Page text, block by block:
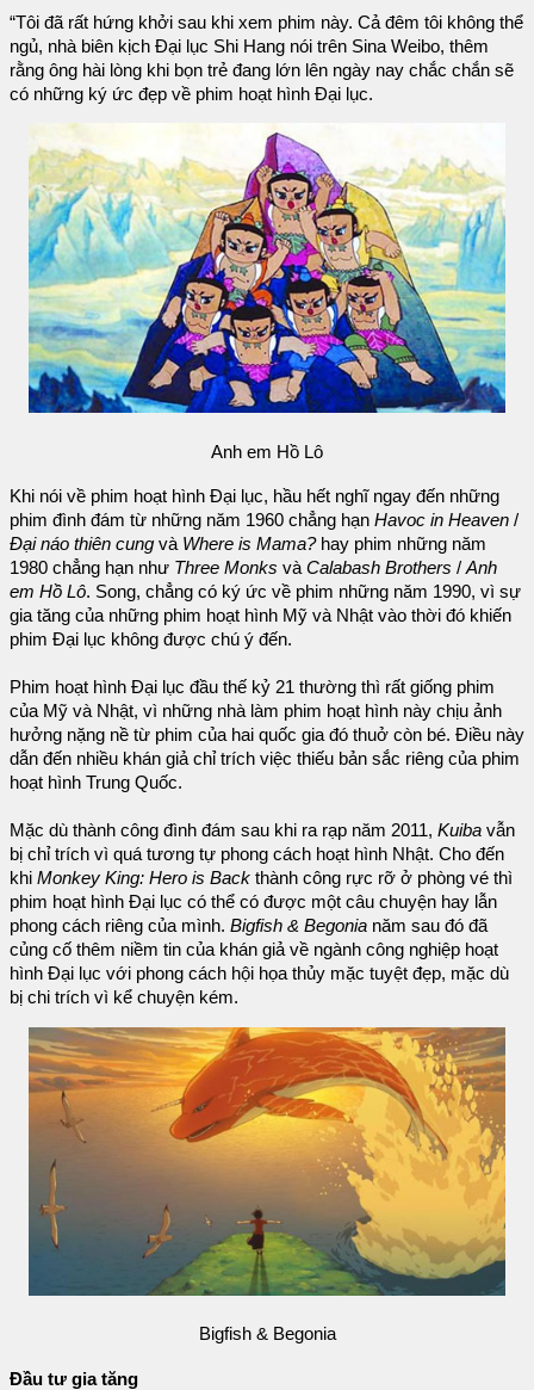
“Tôi đã rất hứng khởi sau khi xem phim này. Cả đêm tôi không thể
ngủ, nhà biên kịch Đại lục Shi Hang nói trên Sina Weibo, thêm
rằng ông hài lòng khi bọn trẻ đang lớn lên ngày nay chắc chắn sẽ
có những ký ức đẹp về phim hoạt hình Đại lục.
Anh em Hồ Lô
Khi nói về phim hoạt hình Đại lục, hầu hết nghĩ ngay đến những
phim đình đám từ những năm 1960 chẳng hạn Havoc in Heaven /
Đại náo thiên cung và Where is Mama?hay phim những năm
1980 chẳng hạn như Three Monks vàCalabash Brothers /Anh
em Hồ Lô. Song, chẳng có ký ức về phim những năm 1990, vì sự
gia tăng của những phim hoạt hình Mỹ và Nhật vào thời đó khiến
phim Đại lục không được chú ý đến.
Phim hoạt hình Đại lục đầu thế kỷ 21 thường thì rất giống phim
của Mỹ và Nhật, vì những nhà làm phim hoạt hình này chịu ảnh
hưởng nặng nề từ phim của hai quốc gia đó thuở còn bé. Điều này
dẫn đến nhiều khán giả chỉ trích việc thiếu bản sắc riêng của phim
hoạt hình Trung Quốc.
Mặc dù thành công đình đám sau khi ra rạp năm 2011, Kuiba vẫn
bị chỉ trích vì quá tương tự phong cách hoạt hình Nhật. Cho đến
khi Monkey King: Hero is Back thành công rực rỡ ở phòng vé thì
phim hoạt hình Đại lục có thể có được một câu chuyện hay lẫn
phong cách riêng của mình. Bigfish & Begonia năm sau đó đã
củng cố thêm niềm tin của khán giả về ngành công nghiệp hoạt
hình Đại lục với phong cách hội họa thủy mặc tuyệt đẹp, mặc dù
bị chi trích vì kể chuyện kém.
Bigfish & Begonia
Đầu tư gia tăng